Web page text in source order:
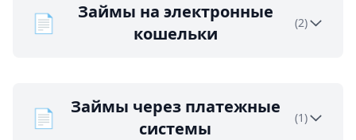
📄
Займы на электронные
кошельки
(2)
📄
Займы через платежные
системы
(1)